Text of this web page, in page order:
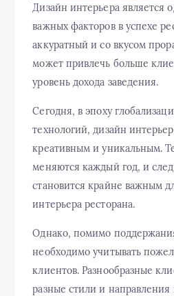
Дизайн интерьера является
важных факторов в успехе
аккуратный и со вкусом
может привлечь больше
уровень дохода заведения.
Сегодня, в эпоху
технологий, дизайн
креативным и уникальным.
меняются каждый год, и
становится крайне важным
интерьера ресторана.
Однако, помимо
необходимо учитывать
клиентов. Разнообразные
разные стили и